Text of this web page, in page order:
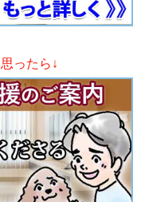
ったら↓